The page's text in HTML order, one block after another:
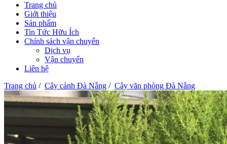
Trang chủ
Giới thiệu
Sản phẩm
Tin Tức Hữu Ích
Chính sách vận chuyển
Dịch vụ
Vận chuyển
Liên hệ
Trang chủ / Cây cảnh Đà Nẵng / Cây văn phòng Đà Nẵng